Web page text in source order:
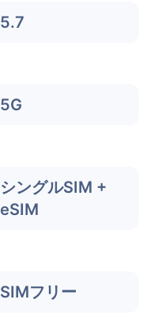
5.7
5G
シングルSIM +
eSIM
SIMフリー